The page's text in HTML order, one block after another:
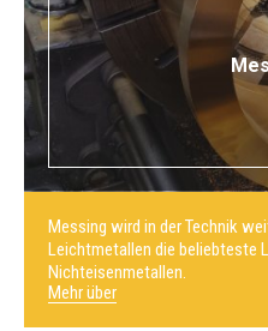
Messing wird in der Technik
Leichtmetallen die beliebteste
Nichteisenmetallen.
Mehr über